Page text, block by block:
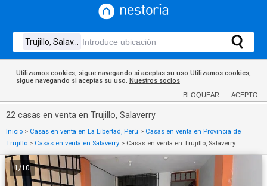
Utilizamos cookies, sigue navegando si aceptas su uso.Utilizamos cookies,
sigue navegando si aceptas su uso. Nuestros socios
BLOQUEAR ACEPTO
22 casas en venta en Trujillo, Salaverry
Inicio > Casas en venta en La Libertad, Perú > Casas en venta en Provincia de
Trujillo > Casas en venta en Salaverry > Casas en venta en Trujillo, Salaverry
1 /10